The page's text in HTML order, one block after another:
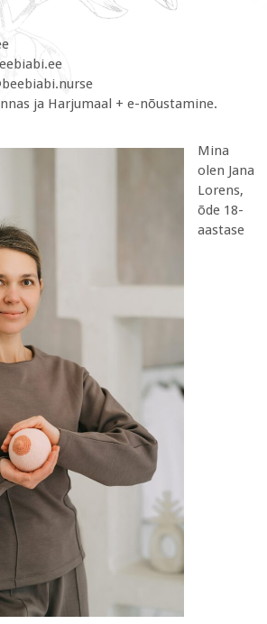
ja Harjumaal + e-nõustamine.
Mina
olen Jana
Lorens,
õde 18-
aastase